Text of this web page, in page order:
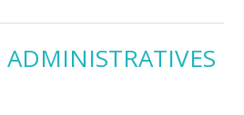
ADMINISTRATIVES